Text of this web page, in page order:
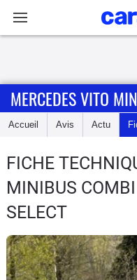
Accueil
Essais
Guide
d'achat
Electriques
MERCEDES VITO
Accueil Avis Actu
FICHE
MINIBUS
SELECT